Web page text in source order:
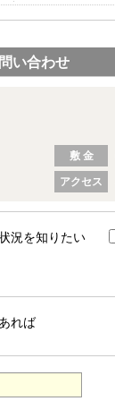
い合わせ
アクセス
敷 金
況を知りたい
れば